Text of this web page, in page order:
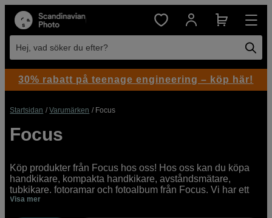
Hej, vad söker du efter?
Startsidan Varumärken Focus
Focus
Köp produkter från Focus hos oss! Hos oss kan du köpa
handkikare, kompakta handkikare, avståndsmätare,
tubkikare, fotoramar och fotoalbum från Focus. Vi har ett
brett utbud av produkter från Focus för både professionella
Visa mer
30% rabatt på teenage engineering – köp här!